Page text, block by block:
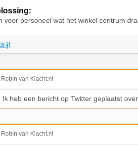
voor personeel wat het winkel centrum
van Klacht.nl
Ik heb een bericht op Twitter geplaatst
van Klacht.nl